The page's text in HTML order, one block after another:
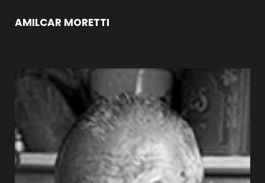
AMILCAR MORETTI